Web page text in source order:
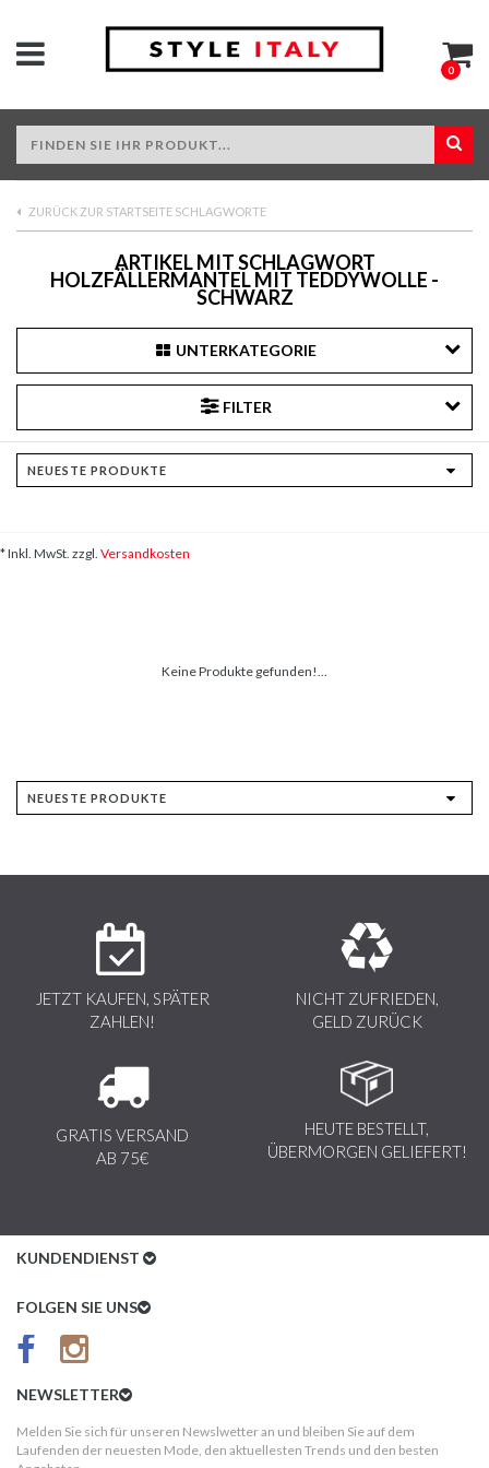
0
ZURÜCK ZUR STARTSEITE SCHLAGWORTE
ARTIKEL MIT SCHLAGWORT
HOLZFÄLLERMANTEL MIT TEDDYWOLLE -
SCHWARZ
UNTERKATEGORIE
FILTER
* Inkl. MwSt. zzgl. Versandkosten
Keine Produkte gefunden!...
JETZT KAUFEN, SPÄTER
ZAHLEN!
NICHT ZUFRIEDEN,
GELD ZURÜCK
GRATIS VERSAND
AB 75€
HEUTE BESTELLT,
ÜBERMORGEN GELIEFERT!
KUNDENDIENST
Kundenservice
AGB
Kundeninformationen
FOLGEN SIE UNS
NEWSLETTER
Melden Sie sich für unseren Newslwetter an und bleiben Sie auf dem
Laufenden der neuesten Mode, den aktuellesten Trends und den besten